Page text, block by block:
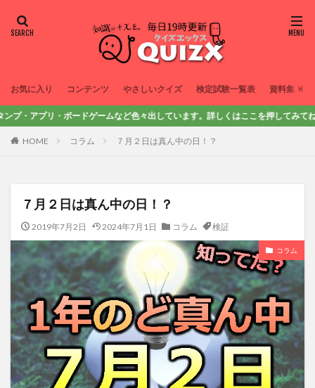
お気に入り コンテンツ やさしいクイズ 検定試験一覧表 資料集
ゲームなど色々出しています。詳しくはここを押してみてね！
HOME コラム ７月２日は真ん中の日！？
７月２日は真ん中の日！？
2019年7月2日 2024年7月1日 コラム 検証
コラム